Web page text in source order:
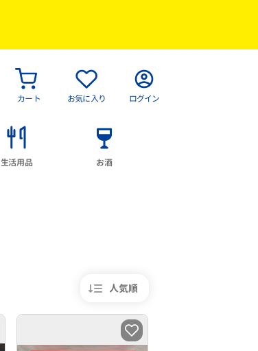
カート お気に入り ログイン
生活用品 お酒
人気順